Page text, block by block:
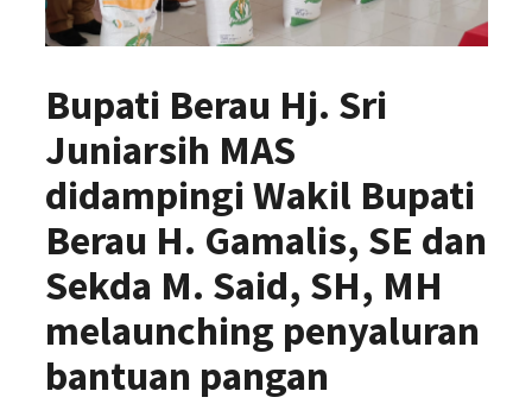
Bupati Berau Hj. Sri
Juniarsih MAS
didampingi Wakil Bupati
Berau H. Gamalis, SE dan
Sekda M. Said, SH, MH
melaunching penyaluran
bantuan pangan